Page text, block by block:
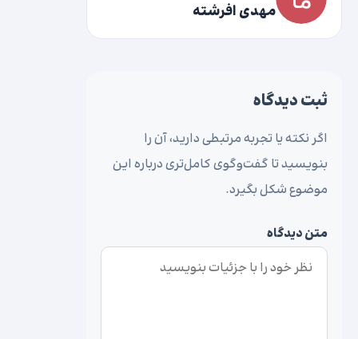
مهدی افرشته
ثبت دیدگاه
اگر نکته یا تجربه مرتبطی دارید، آن را
بنویسید تا گفت‌وگوی کامل‌تری درباره این
موضوع شکل بگیرد.
متن دیدگاه